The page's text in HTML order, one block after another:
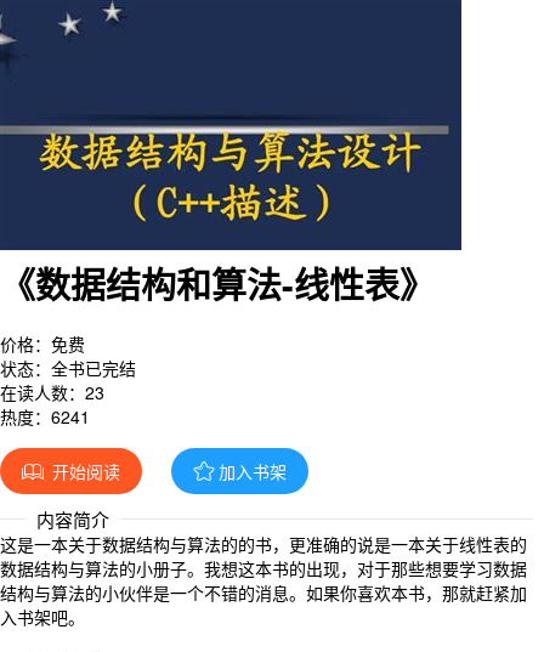
《数据结构和算法-线性表》
价格：免费
状态：全书已完结
在读人数：23
热度：6241
 开始阅读 加入书架
内容简介
这是一本关于数据结构与算法的的书，更准确的说是一本关于线性表的
数据结构与算法的小册子。我想这本书的出现，对于那些想要学习数据
结构与算法的小伙伴是一个不错的消息。如果你喜欢本书，那就赶紧加
入书架吧。